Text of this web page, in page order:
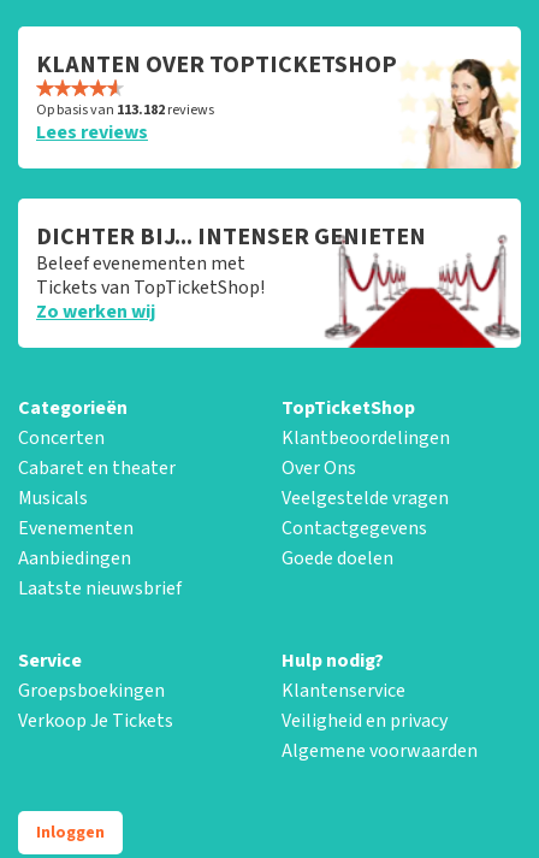
KLANTEN OVER TOPTICKETSHOP
Op basis van 113.182reviews
Lees reviews
DICHTER BIJ... INTENSER GENIETEN
Beleef evenementen met
Tickets van TopTicketShop!
Zo werken wij
Categorieën
Concerten
Cabaret en theater
Musicals
Evenementen
Aanbiedingen
Laatste nieuwsbrief
TopTicketShop
Klantbeoordelingen
Over Ons
Veelgestelde vragen
Contactgegevens
Goede doelen
Service
Groepsboekingen
Verkoop Je Tickets
Hulp nodig?
Klantenservice
Veiligheid en privacy
Algemene voorwaarden
Inloggen